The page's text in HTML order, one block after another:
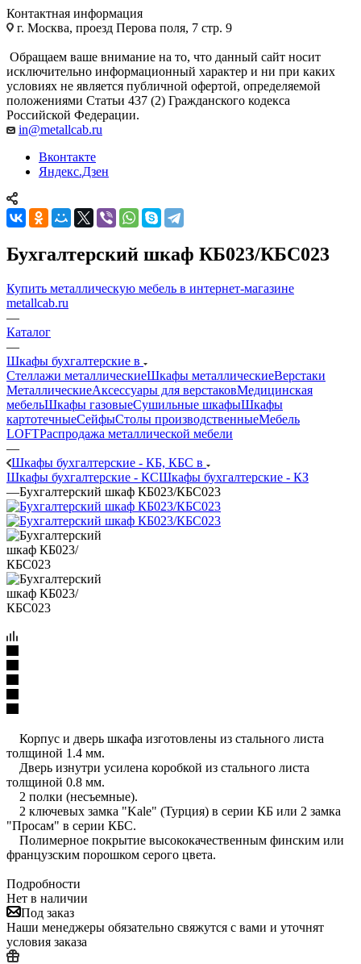
Контактная информация
г. Москва, проезд Перова поля, 7 стр. 9
Обращаем ваше внимание на то, что данный сайт носит
исключительно информационный характер и ни при каких
условиях не является публичной офертой, определяемой
положениями Статьи 437 (2) Гражданского кодекса
Российской Федерации.
in@metallcab.ru
Вконтакте
Яндекс.Дзен
Бухгалтерский шкаф КБ023/КБC023
Купить металлическую мебель в интернет-магазине
metallcab.ru
—
Каталог
—
Шкафы бухгалтерские в
Стеллажи металлическиеШкафы металлическиеВерстаки
МеталлическиеАксессуары для верстаковМедицинская
мебельШкафы газовыеСушильные шкафыШкафы
картотечныеСейфыСтолы производственныеМебель
LOFTРаспродажа металлической мебели
—
Шкафы бухгалтерские - КБ, КБС в
Шкафы бухгалтерские - КСШкафы бухгалтерские - КЗ
—Бухгалтерский шкаф КБ023/КБC023
Корпус и дверь шкафа изготовлены из стального листа
толщиной 1.4 мм.
Дверь изнутри усилена коробкой из стального листа
толщиной 0.8 мм.
2 полки (несъемные).
2 ключевых замка "Kale" (Турция) в серии КБ или 2 замка
"Просам" в серии КБС.
Полимерное покрытие высококачественным финским или
французским порошком серого цвета.
Подробности
Нет в наличии
Под заказ
Наши менеджеры обязательно свяжутся с вами и уточнят
условия заказа